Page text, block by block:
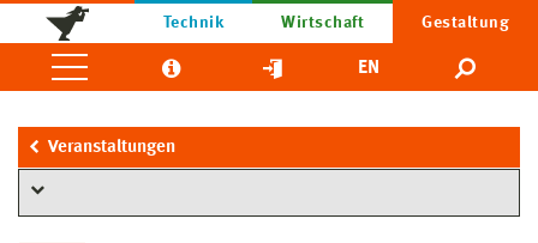
Technik Wirtschaft Gestaltung
EN
Veranstaltungen